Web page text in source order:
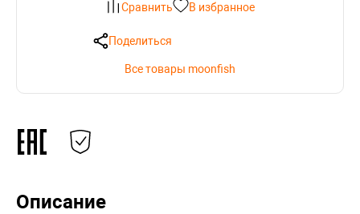
Сравнить В избранное
Поделиться
Все товары moonfish
Описание